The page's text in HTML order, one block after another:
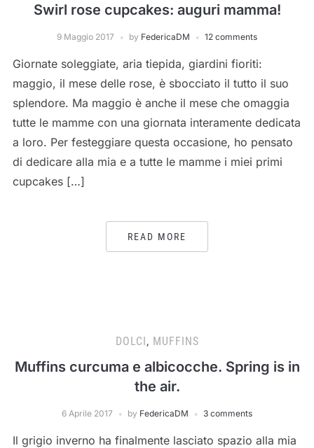
Swirl rose cupcakes: auguri mamma!
9 Maggio 2017 by FedericaDM 12 comments
Giornate soleggiate, aria tiepida, giardini fioriti:
maggio, il mese delle rose, è sbocciato il tutto il suo
splendore. Ma maggio è anche il mese che omaggia
tutte le mamme con una giornata interamente dedicata
a loro. Per festeggiare questa occasione, ho pensato
di dedicare alla mia e a tutte le mamme i miei primi
cupcakes […]
READ MORE
DOLCI, MUFFINS
Muffins curcuma e albicocche. Spring is in
the air.
6 Aprile 2017 by FedericaDM 3 comments
Il grigio inverno ha finalmente lasciato spazio alla mia